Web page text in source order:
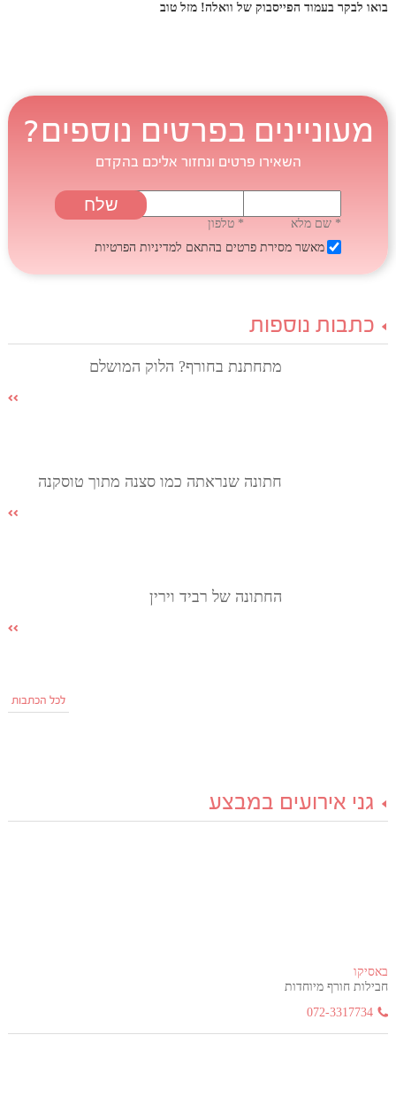
בואו לבקר בעמוד הפייסבוק של וואלה! מזל טוב
מעוניינים בפרטים נוספים?
השאירו פרטים ונחזור אליכם בהקדם
* שם מלא
* טלפון
מאשר מסירת פרטים בהתאם למדיניות הפרטיות
כתבות נוספות
מתחתנת בחורף? הלוק המושלם
חתונה שנראתה כמו סצנה מתוך טוסקנה
החתונה של רביד וירין
לכל הכתבות
גני אירועים במבצע
באסיקו
חבילות חורף מיוחדות
072-3317734